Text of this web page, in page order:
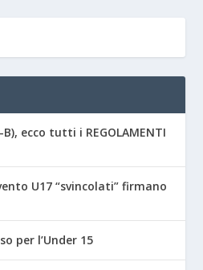
B), ecco tutti i REGOLAMENTI
U17 “svincolati” firmano
per l’Under 15